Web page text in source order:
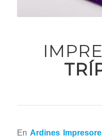
En Ardines